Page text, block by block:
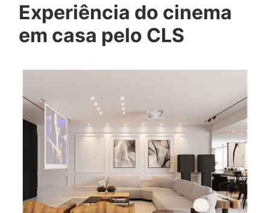
Experiência do cinema
em casa pelo CLS